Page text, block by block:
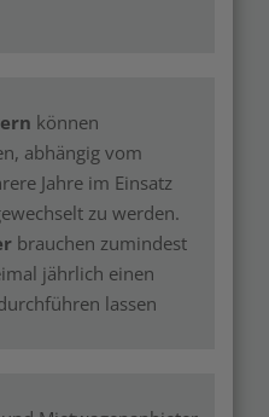
können
abhängig vom
Jahre im Einsatz
zu werden.
brauchen zumindest
jährlich einen
lassen